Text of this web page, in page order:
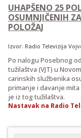
UHAPŠENO 25
OSUMNJIČENIH
POLOŽAJ
Izvor: Radio Televizija
Po nalogu Posebnog
tužilaštva (VJT) u
carinskih službenika
primanje i davanje
je iz tog tužilaštva.
Nastavak na Radio